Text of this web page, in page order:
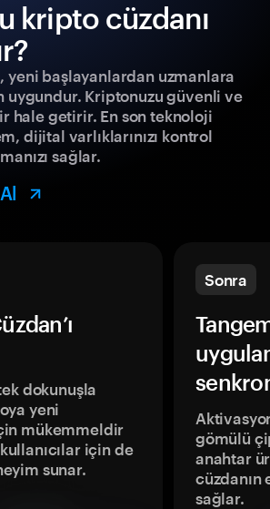
kripto cüzdanı
yeni başlayanlardan uzmanlara
uygundur. Kriptonuzu güvenli ve
hale getirir. En son teknoloji
dijital varlıklarınızı kontrol
sağlar.
dokunuşla
yeni
mükemmeldir
için de
sunar.
Sonra
gömülü
anahtar
sağlar.